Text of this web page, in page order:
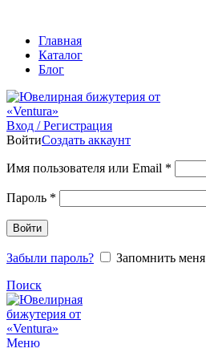
Главная
Каталог
Блог
Вход / Регистрация
ВойтиСоздать аккаунт
Имя пользователя или Email *
Пароль *
Войти
Забыли пароль?
Запомнить меня
Поиск
Меню